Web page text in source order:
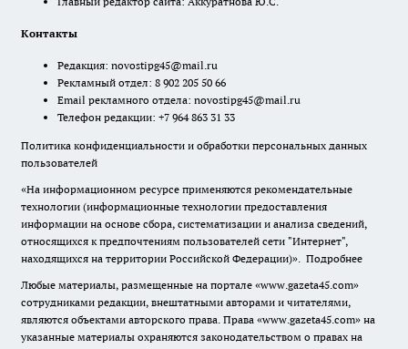
Контакты
Редакция: novostipg45@mail.ru
Рекламный отдел: 8 902 205 50 66
Email рекламного отдела: novostipg45@mail.ru
Телефон редакции: +7 964 863 31 33
Политика конфиденциальности и обработки персональных данных
пользователей
«На информационном ресурсе применяются рекомендательные
технологии (информационные технологии предоставления
информации на основе сбора, систематизации и анализа сведений,
относящихся к предпочтениям пользователей сети "Интернет",
находящихся на территории Российской Федерации)». Подробнее
Любые материалы, размещенные на портале «www.gazeta45.com»
сотрудниками редакции, внештатными авторами и читателями,
являются объектами авторского права. Права «www.gazeta45.com» на
указанные материалы охраняются законодательством о правах на